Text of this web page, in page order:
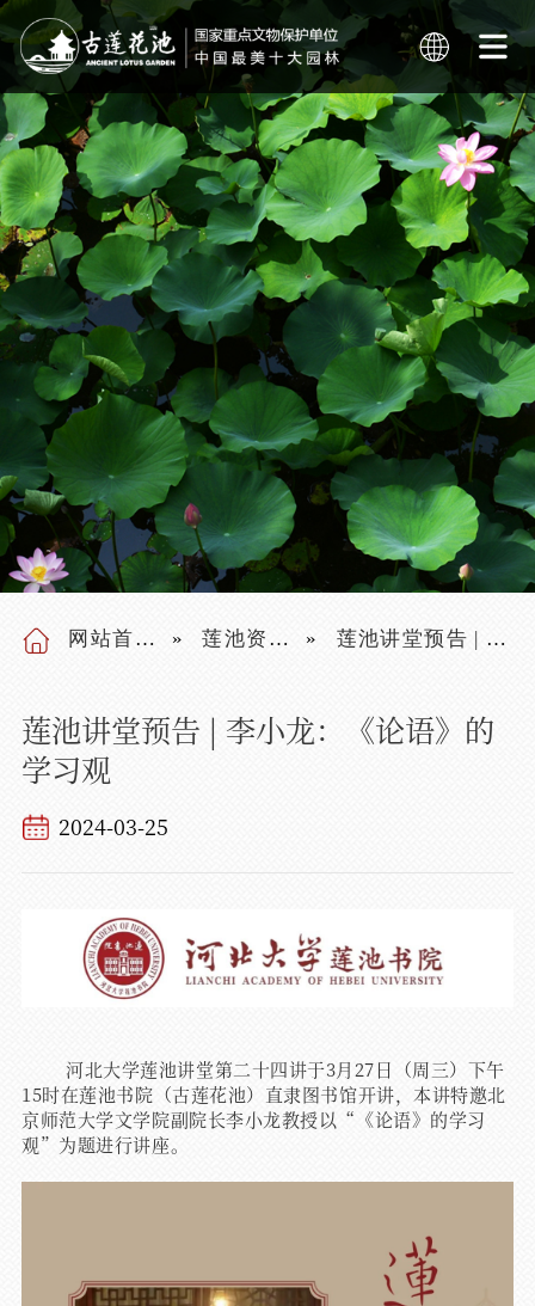
网站首页 莲池资讯 莲池讲堂预告 | 李小龙：《论语》的学习观
莲池讲堂预告 | 李小龙：《论语》的
学习观
2024-03-25
河北大学莲池讲堂第二十四讲于3月27日（周三）下午
15时在莲池书院（古莲花池）直隶图书馆开讲，本讲特邀北
京师范大学文学院副院长李小龙教授以“《论语》的学习
观”为题进行讲座。